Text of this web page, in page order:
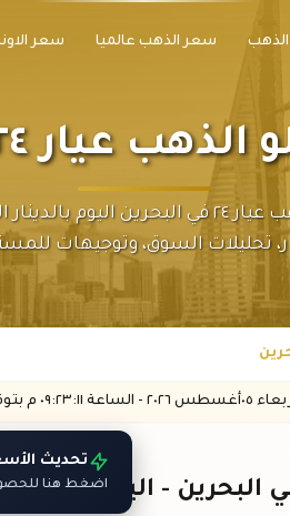
سعر الذهب عالميا سعر
عيار ٢٤ في البحرين
تابع سعر ربع كيلو الذهب عيار ٢٤ في
تحليلات السوق، وتوجيهات
٠٥ أغسطس ٢٠٢٦ - الساعة :١١ م
تحديث
اضغط هنا